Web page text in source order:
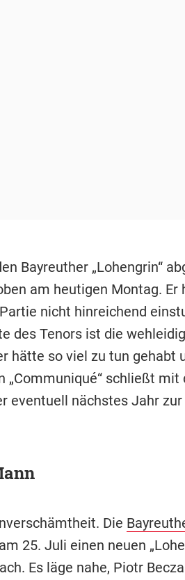
Bayreuther „Lohengrin“
am heutigen Montag. Er
nicht hinreichend
des Tenors ist die
hätte so viel zu tun gehabt
„Communiqué“ schließt mit
eventuell nächstes Jahr
Die
25. Juli einen neuen
Es läge nahe, Piotr